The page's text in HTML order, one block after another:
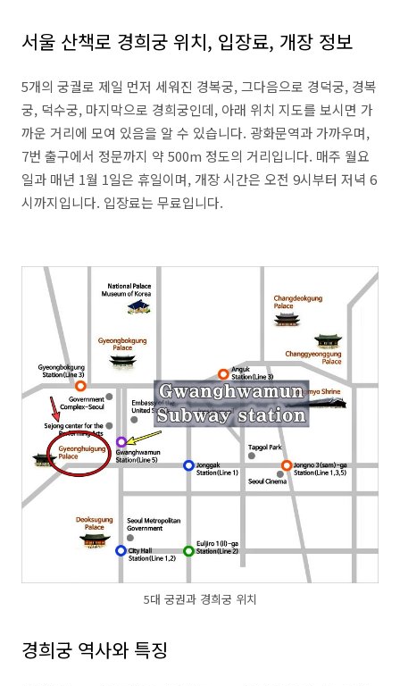
서울 산책로 경희궁 위치, 입장료, 개장 정보
5개의 궁궐로 제일 먼저 세워진 경복궁, 그다음으로 경덕궁, 경복
궁, 덕수궁, 마지막으로 경희궁인데, 아래 위치 지도를 보시면 가
까운 거리에 모여 있음을 알 수 있습니다. 광화문역과 가까우며,
7번 출구에서 정문까지 약 500m 정도의 거리입니다. 매주 월요
일과 매년 1월 1일은 휴일이며, 개장 시간은 오전 9시부터 저녁 6
시까지입니다. 입장료는 무료입니다.
5대 궁권과 경희궁 위치
경희궁 역사와 특징